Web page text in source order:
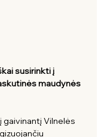
susirinkti į
maudynės
gaivinantį Vilnelės